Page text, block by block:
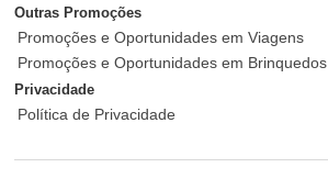
Outras Promoções
Promoções e Oportunidades em Viagens
Promoções e Oportunidades em Brinquedos
Privacidade
Política de Privacidade